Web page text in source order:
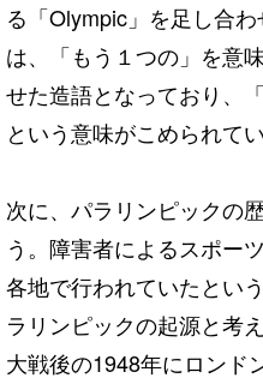
る「Olympic」を足し合
は、「もう１つの」を意
せた造語となっており、
という意味がこめられてい
次に、パラリンピックの
う。障害者によるスポー
各地で行われていたとい
ラリンピックの起源と考
大戦後の1948年にロンド